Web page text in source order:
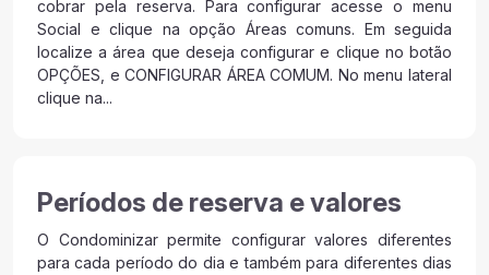
cobrar pela reserva. Para configurar acesse o menu
Social e clique na opção Áreas comuns. Em seguida
localize a área que deseja configurar e clique no botão
OPÇÕES, e CONFIGURAR ÁREA COMUM. No menu lateral
clique na...
Períodos de reserva e valores
O Condominizar permite configurar valores diferentes
para cada período do dia e também para diferentes dias